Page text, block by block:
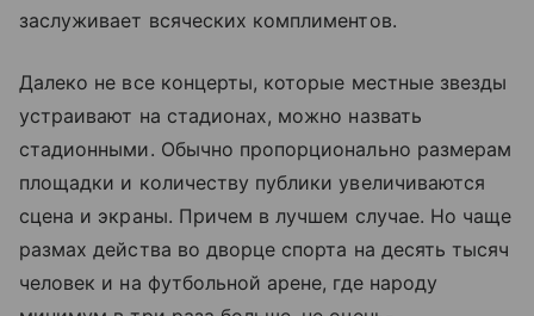
заслуживает всяческих комплиментов.
Далеко не все концерты, которые местные звезды
устраивают на стадионах, можно назвать
стадионными. Обычно пропорционально размерам
площадки и количеству публики увеличиваются
сцена и экраны. Причем в лучшем случае. Но чаще
размах действа во дворце спорта на десять тысяч
человек и на футбольной арене, где народу